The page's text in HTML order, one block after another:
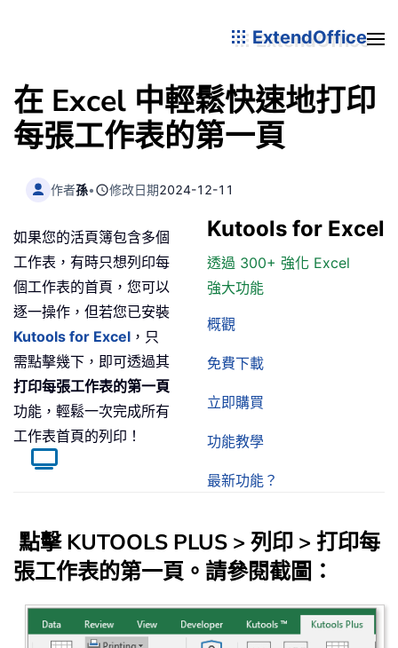
ExtendOffice
在 Excel 中輕鬆快速地打印
每張工作表的第一頁
作者孫• 修改日期2024-12-11
Kutools for Excel
透過 300+ 強化 Excel
強大功能
概觀
免費下載
立即購買
功能教學
最新功能？
如果您的活頁簿包含多個
工作表，有時只想列印每
個工作表的首頁，您可以
逐一操作，但若您已安裝
Kutools for Excel ，只
需點擊幾下，即可透過其
打印每張工作表的第一頁
功能，輕鬆一次完成所有
工作表首頁的列印！
點擊KUTOOLS PLUS > 列印 > 打印每
張工作表的第一頁 。請參閱截圖：